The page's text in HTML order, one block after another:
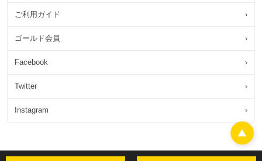
ご利用ガイド ›
ゴールド会員 ›
Facebook ›
Twitter ›
Instagram ›